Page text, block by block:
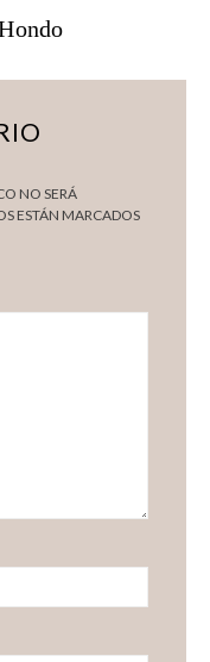
NO SERÁ
ESTÁN MARCADOS